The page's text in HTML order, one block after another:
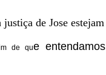
de Jose
de que